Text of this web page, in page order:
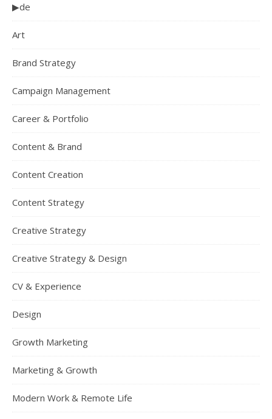
▶de
Art
Brand Strategy
Campaign Management
Career & Portfolio
Content & Brand
Content Creation
Content Strategy
Creative Strategy
Creative Strategy & Design
CV & Experience
Design
Growth Marketing
Marketing & Growth
Modern Work & Remote Life